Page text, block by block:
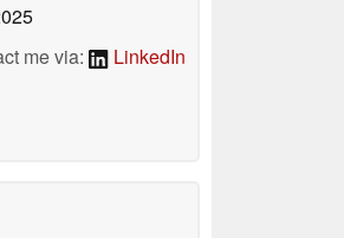
me via:
LinkedIn